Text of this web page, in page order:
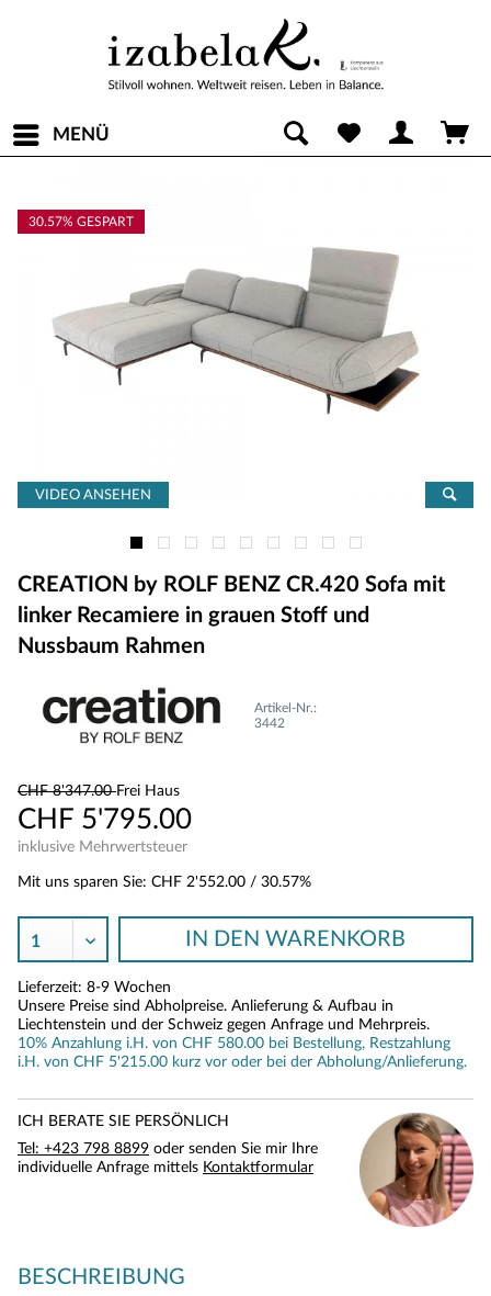
MENÜ
30.57% GESPART
VIDEO ANSEHEN
CREATION by ROLF BENZ CR.420 Sofa mit
linker Recamiere in grauen Stoff und
Nussbaum Rahmen
Artikel-Nr.:
3442
CHF 8'347.00Frei Haus
CHF 5'795.00
inklusive Mehrwertsteuer
Mit uns sparen Sie: CHF 2'552.00 / 30.57%
IN DEN WARENKORB
Lieferzeit: 8-9 Wochen
Unsere Preise sind Abholpreise. Anlieferung & Aufbau in
Liechtenstein und der Schweiz gegen Anfrage und Mehrpreis.
10% Anzahlung i.H. von CHF 580.00 bei Bestellung, Restzahlung
i.H. von CHF 5'215.00 kurz vor oder bei der Abholung/Anlieferung.
ICH BERATE SIE PERSÖNLICH
Tel: +423 798 8899 oder senden Sie mir Ihre
individuelle Anfrage mittels Kontaktformular
BESCHREIBUNG